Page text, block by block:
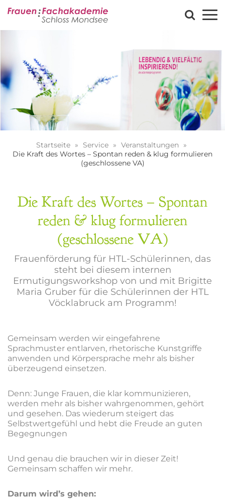
Startseite Service
Veranstaltungen
Die Kraft des Wortes – Spontan reden & klug formulieren
(geschlossene VA)
Die Kraft des Wortes – Spontan
reden & klug formulieren
(geschlossene VA)
Frauenförderung für HTL-Schülerinnen, das
steht bei diesem internen
Ermutigungsworkshop von und mit Brigitte
Maria Gruber für die Schülerinnen der HTL
Vöcklabruck am Programm!
Gemeinsam werden wir eingefahrene
Sprachmuster entlarven, rhetorische Kunstgriffe
anwenden und Körpersprache mehr als bisher
überzeugend einsetzen.
Denn: Junge Frauen, die klar kommunizieren,
werden mehr als bisher wahrgenommen, gehört
und gesehen. Das wiederum steigert das
Selbstwertgefühl und hebt die Freude an guten
Begegnungen
Und genau die brauchen wir in dieser Zeit!
Gemeinsam schaffen wir mehr.
Darum wird’s gehen: